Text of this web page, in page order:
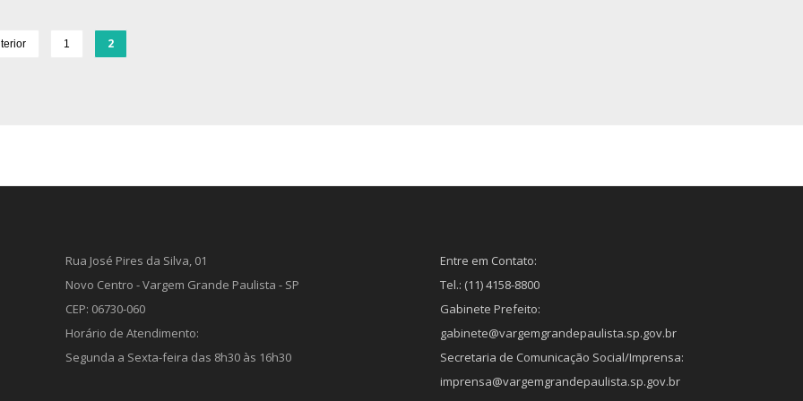
1 2
Rua José Pires da Silva, 01
Novo Centro - Vargem Grande Paulista - SP
CEP: 06730-060
Horário de Atendimento:
Segunda a Sexta-feira das 8h30 às 16h30
Entre em Contato:
Tel.: (11) 4158-8800
Gabinete Prefeito:
gabinete@vargemgrandepaulista.sp.gov.br
Secretaria de Comunicação Social/Imprensa:
imprensa@vargemgrandepaulista.sp.gov.br